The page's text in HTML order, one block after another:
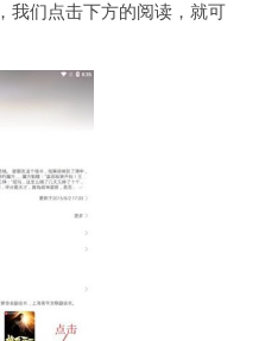
我们点击下方的阅读，就可